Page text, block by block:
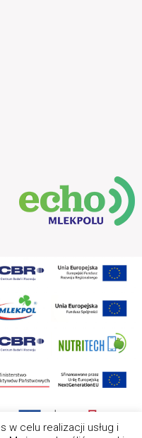
w celu realizacji usług i